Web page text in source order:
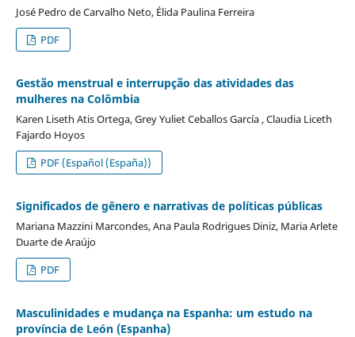
José Pedro de Carvalho Neto, Élida Paulina Ferreira
PDF
Gestão menstrual e interrupção das atividades das
mulheres na Colômbia
Karen Liseth Atis Ortega, Grey Yuliet Ceballos García , Claudia Liceth
Fajardo Hoyos
PDF (Español (España))
Significados de gênero e narrativas de políticas públicas
Mariana Mazzini Marcondes, Ana Paula Rodrigues Diniz, Maria Arlete
Duarte de Araújo
PDF
Masculinidades e mudança na Espanha: um estudo na
província de León (Espanha)